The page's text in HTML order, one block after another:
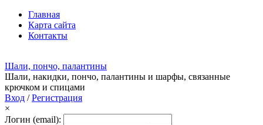
Главная
Карта сайта
Контакты
Шали, пончо, палантины
Шали, накидки, пончо, палантины и шарфы, связанные
крючком и спицами
Вход /Регистрация
×
Логин (email):